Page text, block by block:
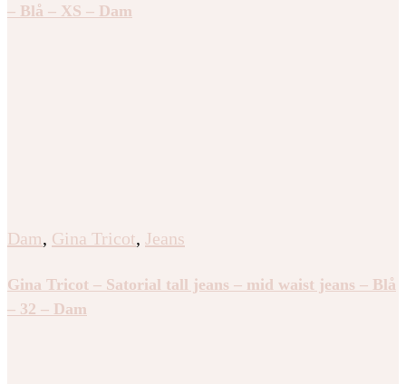
– Blå – XS – Dam
Dam, Gina Tricot, Jeans
Gina Tricot – Satorial tall jeans – mid waist jeans – Blå
– 32 – Dam